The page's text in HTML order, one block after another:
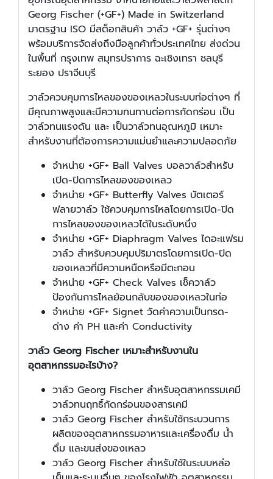
Georg Fischer (+GF+) Made in Switzerland
มาตรฐาน ISO มีสต็อกสินค้า วาล์ว +GF+ รุ่นต่างๆ
พร้อมบริการจัดส่งถึงมือลูกค้าทั่วประเทศไทย ส่งด่วน
ในพื้นที่ กรุงเทพ สมุทรปราการ ฉะเชิงเทรา ชลบุรี
ระยอง ปราจีนบุรี
วาล์วควบคุมการไหลของของเหลวในระบบท่อต่างๆ ที่
มีคุณภาพสูงและมีความทนทานต่อการกัดกร่อน เป็น
วาล์วทนแรงดัน และ เป็นวาล์วทนอุณหภูมิ เหมาะ
สำหรับงานที่ต้องการความแม่นยำและความปลอดภัย
จำหน่าย +GF+ Ball Valves บอลวาล์วสำหรับ
เปิด-ปิดการไหลของของเหลว
จำหน่าย +GF+ Butterfly Valves บัตเตอร์
ฟลายวาล์ว ใช้ควบคุมการไหลโดยการเปิด-ปิด
การไหลของของเหลวได้ในระดับหนึ่ง
จำหน่าย +GF+ Diaphragm Valves ไดอะแฟรม
วาล์ว สำหรับควบคุมปริมาตรโดยการเปิด-ปิด
ของเหลวที่มีความหนืดหรือมีตะกอน
จำหน่าย +GF+ Check Valves เช็ควาล์ว
ป้องกันการไหลย้อนกลับของของเหลวในท่อ
จำหน่าย +GF+ Signet วัดค่าความเป็นกรด-
ด่าง ค่า PH และค่า Conductivity
วาล์ว Georg Fischer เหมาะสำหรับงานใน
อุตสาหกรรมอะไรบ้าง?
วาล์ว Georg Fischer สำหรับอุตสาหกรรมเคมี
วาล์วทนฤทธิ์กัดกร่อนของสารเคมี
วาล์ว Georg Fischer สำหรับใช้กระบวนการ
ผลิตของอุตสาหกรรมอาหารและเครื่องดื่ม น้ำ
ดื่ม และขนส่งของเหลว
วาล์ว Georg Fischer สำหรับใช้ในระบบหล่อ